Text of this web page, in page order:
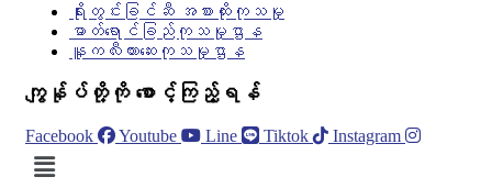
ရိုးတွင်းခြင်ဆီ အစားထိုးကုသမှု
ဓာတ်ရောင်ခြည်ကုသမှုဌာန
နူကလီးယားဆေးကုသမှုဌာန
ကျွန်ုပ်တို့ကို စောင့်ကြည့်ရန်
Facebook Youtube Line Tiktok Instagram
Menu